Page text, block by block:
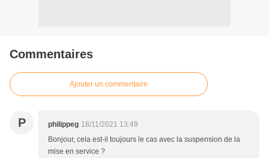
Commentaires
Ajouter un commentaire
P philippeg 18/11/2021 13:49
Bonjour, cela est-il toujours le cas avec la suspension de la
mise en service ?